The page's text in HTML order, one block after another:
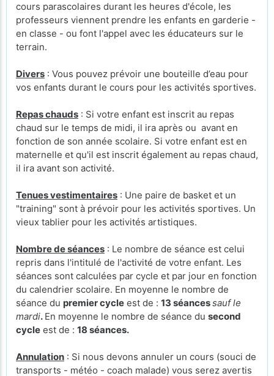
cours parascolaires durant les heures d'école, les
professeurs viennent prendre les enfants en garderie -
en classe - ou font l'appel avec les éducateurs sur le
terrain.
Divers : Vous pouvez prévoir une bouteille d’eau pour
vos enfants durant le cours pour les activités sportives.
Repas chauds : Si votre enfant est inscrit au repas
chaud sur le temps de midi, il ira après ou avant en
fonction de son année scolaire. Si votre enfant est en
maternelle et qu'il est inscrit également au repas chaud,
il ira avant son activité.
Tenues vestimentaires : Une paire de basket et un
"training" sont à prévoir pour les activités sportives. Un
vieux tablier pour les activités artistiques.
Nombre de séances : Le nombre de séance est celui
repris dans l'intitulé de l'activité de votre enfant. Les
séances sont calculées par cycle et par jour en fonction
du calendrier scolaire. En moyenne le nombre de
séance du premier cycle est de : 13 séancessauf le
mardi. En moyenne le nombre de séance du second
cycle est de : 18 séances.
Annulation : Si nous devons annuler un cours (souci de
transports - météo - coach malade) vous serez avertis